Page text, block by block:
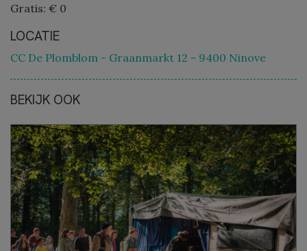
Gratis: € 0
LOCATIE
CC De Plomblom - Graanmarkt 12 - 9400 Ninove
BEKIJK OOK